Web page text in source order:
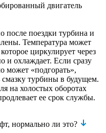
двигатель
поездки турбина и
Температура может
циркулирует через
и охлаждает. Если сразу
может «подгорать»,
смазку турбины в будущем.
на холостых оборотах
ее срок службы.
нормально ли это?